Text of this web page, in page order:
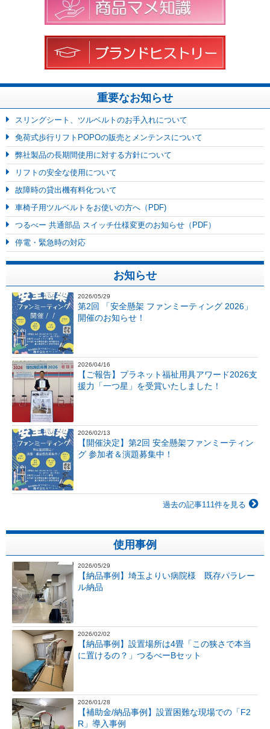
重要なお知らせ
スリングシート、ツルベルトのお手入れについて
免荷式歩行リフトPOPOの販売とメンテンスについて
弊社製品の長期間使用に対する方針について
リフトの安全な使用について
故障時の貸出機有料化ついて
車椅子用ツルベルトをお使いの方へ（PDF)
つるべー 共通部品 スイッチ仕様変更のお知らせ（PDF）
停電・緊急時の対応
お知らせ
2026/05/29
第2回 「安全懸架 ファンミーティング 2026」
開催のお知らせ！
2026/04/16
【ご報告】プラネット福祉用具アワード2026支
援力「一つ星」を受賞いたしました！
2026/02/13
【開催決定】第2回 安全懸架ファンミーティン
グ 参加者＆演題募集中！
過去の記事111件を見る
使用事例
2026/05/29
【納品事例】埼玉よりい病院様 既存パラレー
ル納品
2026/02/02
【納品事例】設置場所は4畳「この狭さで本当
に置けるの？」つるべーBセット
2026/01/28
【補助金/納品事例】設置困難な現場での「F2
R」導入事例